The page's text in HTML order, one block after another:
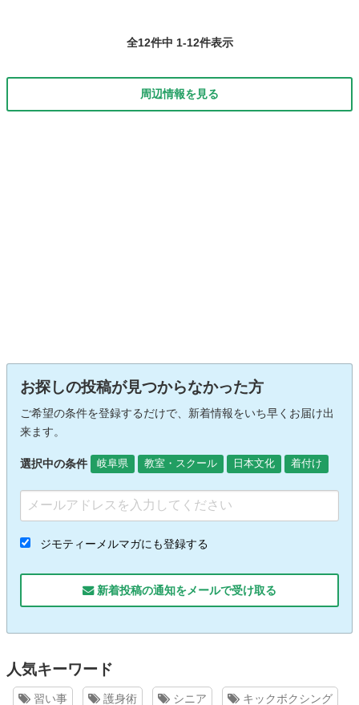
全12件中 1-12件表示
周辺情報を見る
お探しの投稿が見つからなかった方
ご希望の条件を登録するだけで、新着情報をいち早くお届け出
来ます。
選択中の条件 岐阜県 教室・スクール 日本文化 着付け
ジモティーメルマガにも登録する
新着投稿の通知をメールで受け取る
人気キーワード
習い事 護身術 シニア キックボクシング